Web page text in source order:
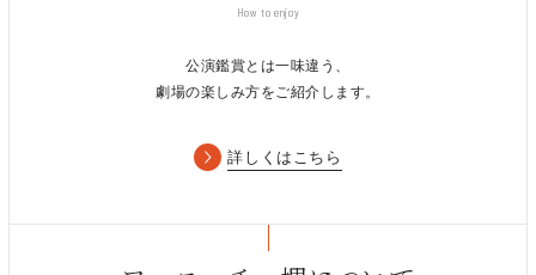
How to enjoy
公演鑑賞とは一味違う、
劇場の楽しみ方をご紹介します。
詳しくはこちら